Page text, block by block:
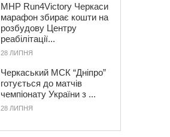
MHP Run4Victory Черкаси
марафон збирає кошти на
розбудову Центру
реабілітації...
28 ЛИПНЯ
Черкаський МСК “Дніпро”
готується до матчів
чемпіонату України з ...
28 ЛИПНЯ